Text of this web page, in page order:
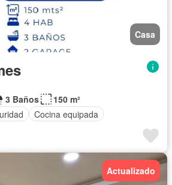
Casa
3 Baños
150 m²
Cocina equipada
Actualizado